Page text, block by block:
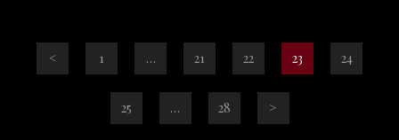
PAGE
< 1 … 21 22 23 24
25 … 28 >